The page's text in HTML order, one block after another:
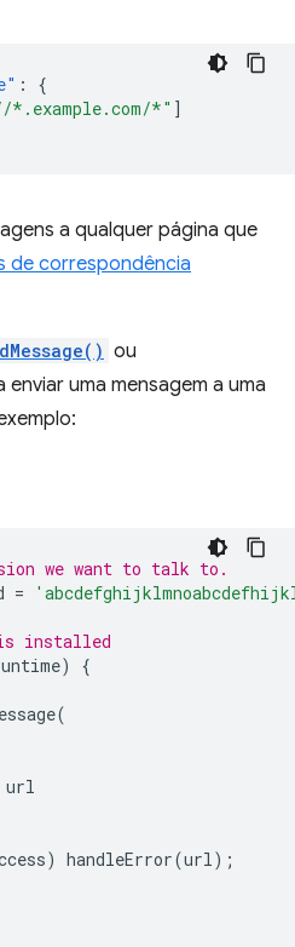
:
{
*" ]
a qualquer página que
de correspondência
ou
enviar uma mensagem a uma
we want to talk to.
=
installed
)
{
(
url
) handleError(url);